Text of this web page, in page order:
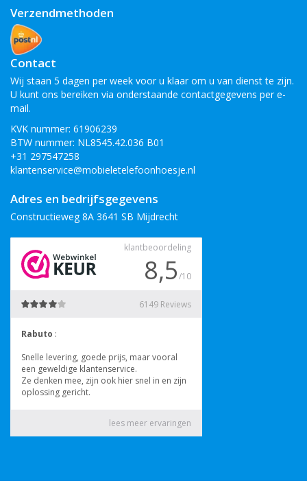
Verzendmethoden
Contact
Wij staan 5 dagen per week voor u klaar om u van dienst te zijn.
U kunt ons bereiken via onderstaande contactgegevens per e-
mail.
KVK nummer: 61906239
BTW nummer: NL8545.42.036 B01
+31 297547258
klantenservice@mobieletelefoonhoesje.nl
Adres en bedrijfsgegevens
Constructieweg 8A 3641 SB Mijdrecht